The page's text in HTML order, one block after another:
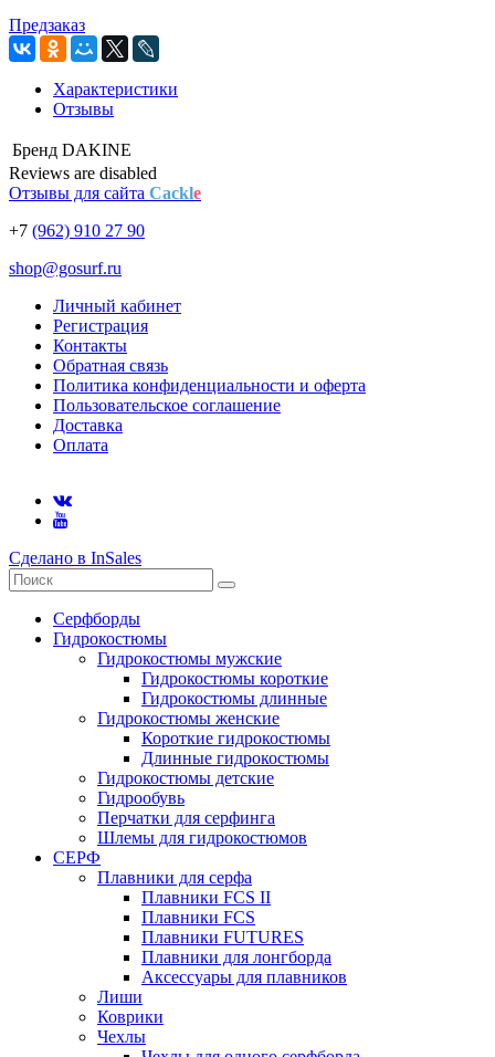
Предзаказ
Характеристики
Отзывы
Бренд DAKINE
Reviews are disabled
Отзывы для сайта Cackle
+7 (962) 910 27 90
shop@gosurf.ru
Личный кабинет
Регистрация
Контакты
Обратная связь
Политика конфиденциальности и оферта
Пользовательское соглашение
Доставка
Оплата
Сделано в InSales
Серфборды
Гидрокостюмы
Гидрокостюмы мужские
Гидрокостюмы короткие
Гидрокостюмы длинные
Гидрокостюмы женские
Короткие гидрокостюмы
Длинные гидрокостюмы
Гидрокостюмы детские
Гидрообувь
Перчатки для серфинга
Шлемы для гидрокостюмов
СЕРФ
Плавники для серфа
Плавники FCS II
Плавники FCS
Плавники FUTURES
Плавники для лонгборда
Аксессуары для плавников
Лиши
Коврики
Чехлы